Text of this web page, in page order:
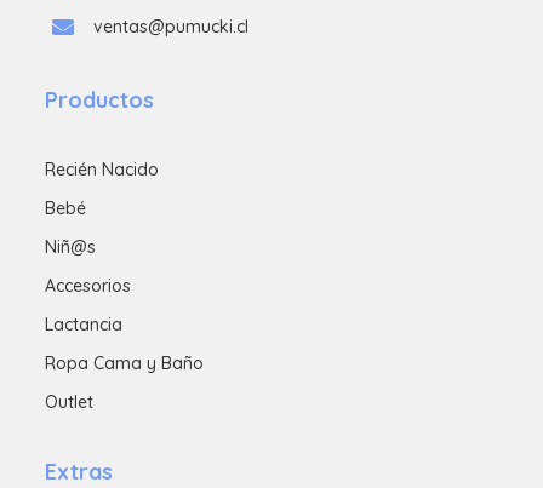
ventas@pumucki.cl
Productos
Recién Nacido
Bebé
Niñ@s
Accesorios
Lactancia
Ropa Cama y Baño
Outlet
Extras